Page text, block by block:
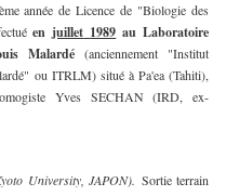
année de Licence de "Biologie des
en juillet 1989 au Laboratoire
Malardé (anciennement "Institut
ou ITRLM) situé à Pa'ea (Tahiti),
Yves SECHAN (IRD, ex-
University, JAPON). Sortie terrain